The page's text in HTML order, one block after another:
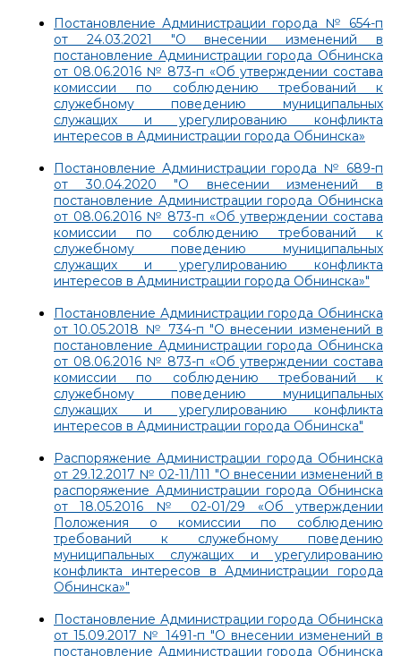
Постановление Администрации города № 654-п
от 24.03.2021 "О внесении изменений в
постановление Администрации города Обнинска
от 08.06.2016 № 873-п «Об утверждении состава
комиссии по соблюдению требований к
служебному поведению муниципальных
служащих и урегулированию конфликта
интересов в Администрации города Обнинска»
Постановление Администрации города № 689-п
от 30.04.2020 "О внесении изменений в
постановление Администрации города Обнинска
от 08.06.2016 № 873-п «Об утверждении состава
комиссии по соблюдению требований к
служебному поведению муниципальных
служащих и урегулированию конфликта
интересов в Администрации города Обнинска»"
Постановление Администрации города Обнинска
от 10.05.2018 № 734-п "О внесении изменений в
постановление Администрации города Обнинска
от 08.06.2016 № 873-п «Об утверждении состава
комиссии по соблюдению требований к
служебному поведению муниципальных
служащих и урегулированию конфликта
интересов в Администрации города Обнинска"
Распоряжение Администрации города Обнинска
от 29.12.2017 № 02-11/111 "О внесении изменений в
распоряжение Администрации города Обнинска
от 18.05.2016 № 02-01/29 «Об утверждении
Положения о комиссии по соблюдению
требований к служебному поведению
муниципальных служащих и урегулированию
конфликта интересов в Администрации города
Обнинска»"
Постановление Администрации города Обнинска
от 15.09.2017 № 1491-п "О внесении изменений в
постановление Администрации города Обнинска